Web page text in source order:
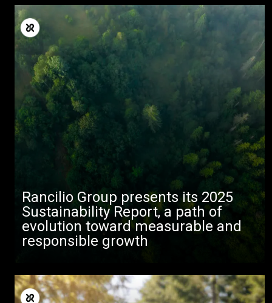
Rancilio Group presents its 2025
Sustainability Report, a path of
evolution toward measurable and
responsible growth
Alle
Produkte
Nachrichten
Mehr